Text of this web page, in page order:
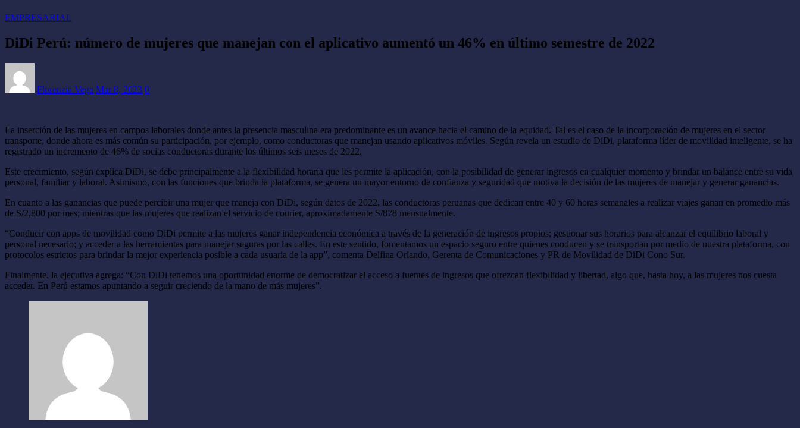
EMPRESARIAL
DiDi Perú: número de mujeres que manejan con el aplicativo aumentó un 46% en último semestre de 2022
Florenzia Vega Mar 8, 2023 0
La inserción de las mujeres en campos laborales donde antes la presencia masculina era predominante es un avance hacia el camino de la equidad. Tal es el caso de la incorporación de mujeres en el sector
transporte, donde ahora es más común su participación, por ejemplo, como conductoras que manejan usando aplicativos móviles. Según revela un estudio de DiDi, plataforma líder de movilidad inteligente, se ha
registrado un incremento de 46% de socias conductoras durante los últimos seis meses de 2022.
Este crecimiento, según explica DiDi, se debe principalmente a la flexibilidad horaria que les permite la aplicación, con la posibilidad de generar ingresos en cualquier momento y brindar un balance entre su vida
personal, familiar y laboral. Asimismo, con las funciones que brinda la plataforma, se genera un mayor entorno de confianza y seguridad que motiva la decisión de las mujeres de manejar y generar ganancias.
En cuanto a las ganancias que puede percibir una mujer que maneja con DiDi, según datos de 2022, las conductoras peruanas que dedican entre 40 y 60 horas semanales a realizar viajes ganan en promedio más
de S/2,800 por mes; mientras que las mujeres que realizan el servicio de courier, aproximadamente S/878 mensualmente.
“Conducir con apps de movilidad como DiDi permite a las mujeres ganar independencia económica a través de la generación de ingresos propios; gestionar sus horarios para alcanzar el equilibrio laboral y
personal necesario; y acceder a las herramientas para manejar seguras por las calles. En este sentido, fomentamos un espacio seguro entre quienes conducen y se transportan por medio de nuestra plataforma, con
protocolos estrictos para brindar la mejor experiencia posible a cada usuaria de la app”, comenta Delfina Orlando, Gerenta de Comunicaciones y PR de Movilidad de DiDi Cono Sur.
Finalmente, la ejecutiva agrega: “Con DiDi tenemos una oportunidad enorme de democratizar el acceso a fuentes de ingresos que ofrezcan flexibilidad y libertad, algo que, hasta hoy, a las mujeres nos cuesta
acceder. En Perú estamos apuntando a seguir creciendo de la mano de más mujeres”.